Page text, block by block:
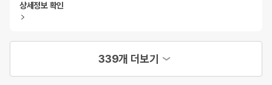
상세정보 확인
339개 더보기